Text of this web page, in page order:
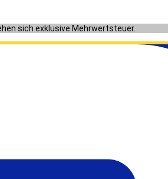
sich exklusive Mehrwertsteuer.